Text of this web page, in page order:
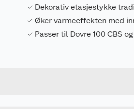
Dekorativ etasjestykke
Øker varmeeffekten med
Passer til Dovre 100 CBS og